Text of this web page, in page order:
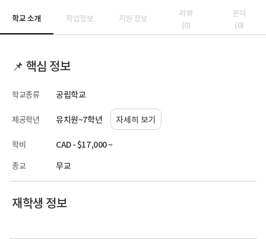
학교 소개 학업정보 지원 정보
리뷰
(0)
문의
(0)
📌 핵심 정보
학교종류 공립학교
제공학년 유치원~7학년 자세히 보기
학비 CAD - $17,000 ~
종교 무교
재학생 정보